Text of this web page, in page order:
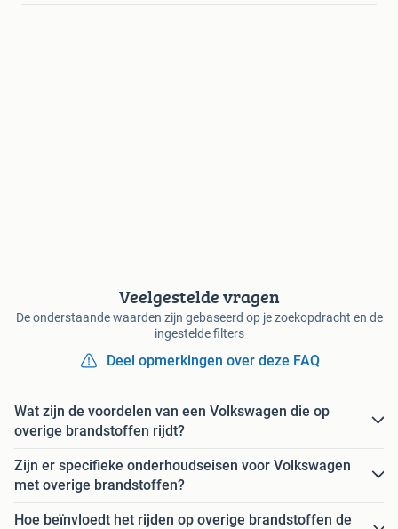
Veelgestelde vragen
De onderstaande waarden zijn gebaseerd op je zoekopdracht en de
ingestelde filters
Deel opmerkingen over deze FAQ
Wat zijn de voordelen van een Volkswagen die op
overige brandstoffen rijdt?
Zijn er specifieke onderhoudseisen voor Volkswagen
met overige brandstoffen?
Hoe beïnvloedt het rijden op overige brandstoffen de